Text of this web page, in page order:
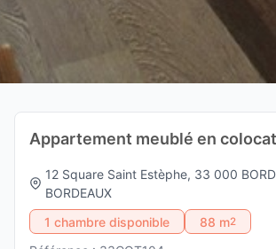
Appartement meublé en
12 Square Saint Estèphe, 33 000
BORDEAUX
1 chambre disponible
88 m2